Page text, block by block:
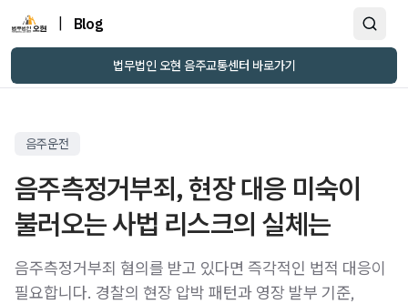
Blog
법무법인 오현 음주교통센터 바로가기
음주운전
음주측정거부죄, 현장 대응 미숙이
불러오는 사법 리스크의 실체는
음주측정거부죄 혐의를 받고 있다면 즉각적인 법적 대응이
필요합니다. 경찰의 현장 압박 패턴과 영장 발부 기준,